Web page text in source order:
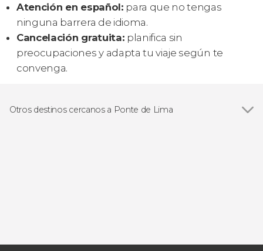
Atención en español: para que no tengas
ninguna barrera de idioma.
Cancelación gratuita: planifica sin
preocupaciones y adapta tu viaje según te
convenga.
Otros destinos cercanos a Ponte de Lima